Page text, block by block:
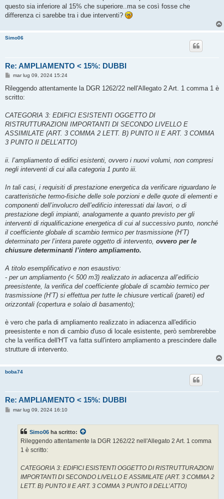
g
i
questo sia inferiore al 15% che superiore..ma se così fosse che
differenza ci sarebbe tra i due interventi?
Simo06
Re: AMPLIAMENTO < 15%: DUBBI
M
s
a
i
o
mar lug 09, 2024 15:24
Rileggendo attentamente la DGR 1262/22 nell'Allegato 2 Art. 1 comma 1 è
scritto:
CATEGORIA 3: EDIFICI ESISTENTI OGGETTO DI
RISTRUTTURAZIONI IMPORTANTI DI SECONDO LIVELLO E
ASSIMILATE (ART. 3 COMMA 2 LETT. B) PUNTO II E ART. 3 COMMA
3 PUNTO II DELL’ATTO)
ii. l’ampliamento di edifici esistenti, ovvero i nuovi volumi, non compresi
negli interventi di cui alla categoria 1 punto iii.
In tali casi, i requisiti di prestazione energetica da verificare riguardano le
caratteristiche termo-fisiche delle sole porzioni e delle quote di elementi e
componenti dell’involucro dell’edificio interessati dai lavori, o di
prestazione degli impianti, analogamente a quanto previsto per gli
interventi di riqualificazione energetica di cui al successivo punto, nonché
il coefficiente globale di scambio termico per trasmissione (H’T)
determinato per l’intera parete oggetto di intervento, ovvero per le
chiusure determinanti l’intero ampliamento.
A titolo esemplificativo e non esaustivo:
- per un ampliamento (< 500 m3) realizzato in adiacenza all’edificio
preesistente, la verifica del coefficiente globale di scambio termico per
trasmissione (H’T) si effettua per tutte le chiusure verticali (pareti) ed
orizzontali (copertura e solaio di basamento);
è vero che parla di ampliamento realizzato in adiacenza all'edificio
preesistente e non di cambio d'uso di locale esistente, però sembrerebbe
che la verifica dell'H'T va fatta sull'intero ampliamento a prescindere dalle
strutture di intervento.
boba74
Re: AMPLIAMENTO < 15%: DUBBI
Mmar lug 09, 2024 16:10
Simo06 ha scritto:
Rileggendo attentamente la DGR 1262/22 nell'Allegato 2 Art. 1 comma
1 è scritto:
CATEGORIA 3: EDIFICI ESISTENTI OGGETTO DI RISTRUTTURAZIONI
IMPORTANTI DI SECONDO LIVELLO E ASSIMILATE (ART. 3 COMMA 2
LETT. B) PUNTO II E ART. 3 COMMA 3 PUNTO II DELL’ATTO)